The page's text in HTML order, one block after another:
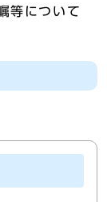
等について